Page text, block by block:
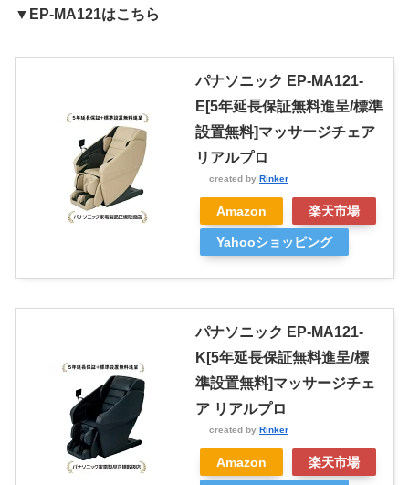
▼EP-MA121はこちら
パナソニック EP-MA121-
E[5年延長保証無料進呈/標準
設置無料]マッサージチェア
リアルプロ
created by Rinker
Amazon 楽天市場
Yahooショッピング
パナソニック EP-MA121-
K[5年延長保証無料進呈/標
準設置無料]マッサージチェ
ア リアルプロ
created by Rinker
Amazon 楽天市場